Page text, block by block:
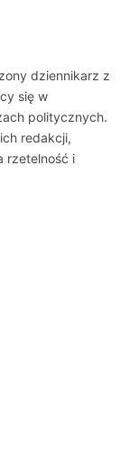
dziennikarz z
się w
politycznych.
redakcji,
rzetelność i